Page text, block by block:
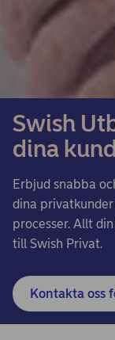
Swish
dina
Erbjud snabba
dina
processer. Allt
till Swish Privat.
Kontakta oss